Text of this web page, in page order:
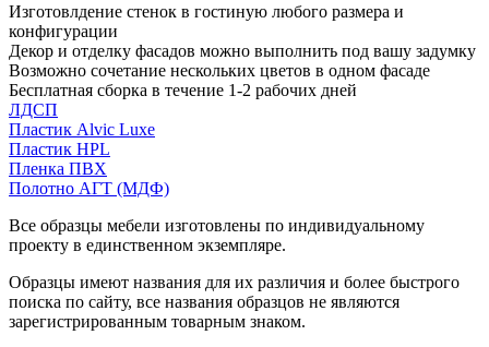
Изготовлдение стенок в гостиную любого размера и
конфигурации
Декор и отделку фасадов можно выполнить под вашу задумку
Возможно сочетание нескольких цветов в одном фасаде
Бесплатная сборка в течение 1-2 рабочих дней
ЛДСП
Пластик Alvic Luxe
Пластик HPL
Пленка ПВХ
Полотно АГТ (МДФ)
Все образцы мебели изготовлены по индивидуальному
проекту в единственном экземпляре.
Образцы имеют названия для их различия и более быстрого
поиска по сайту, все названия образцов не являются
зарегистрированным товарным знаком.